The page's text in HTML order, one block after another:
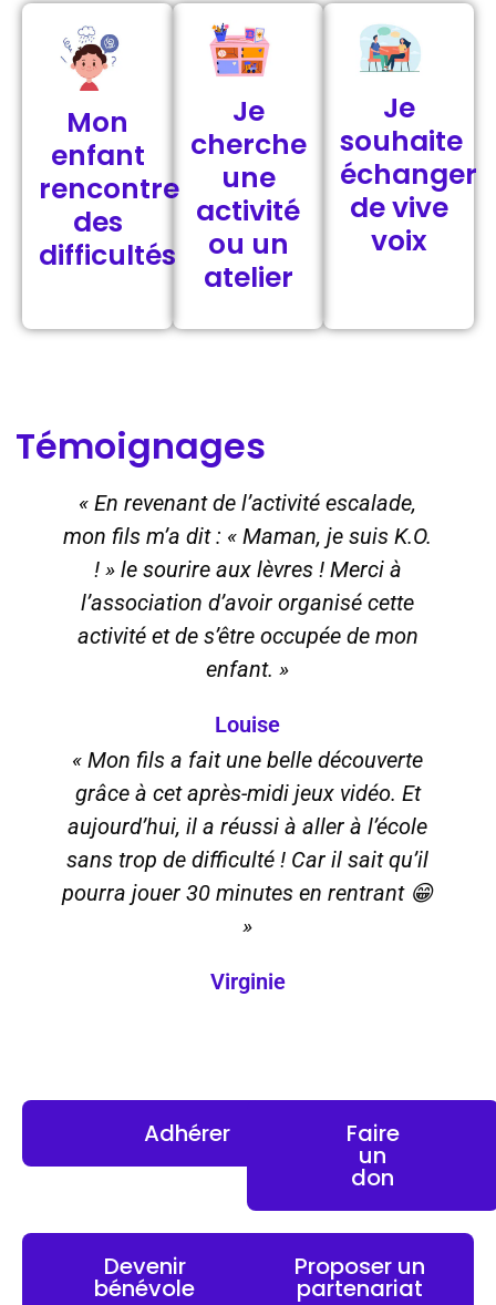
Mon
enfant
rencontre
des
difficultés
Je
cherche
une
activité
ou un
atelier
Je
souhaite
échanger
de vive
voix
Témoignages
« En revenant de l’activité escalade,
mon fils m’a dit : « Maman, je suis K.O.
! » le sourire aux lèvres ! Merci à
l’association d’avoir organisé cette
activité et de s’être occupée de mon
enfant. »
Louise
« Mon fils a fait une belle découverte
grâce à cet après-midi jeux vidéo. Et
aujourd’hui, il a réussi à aller à l’école
sans trop de difficulté ! Car il sait qu’il
pourra jouer 30 minutes en rentrant 😁
»
Virginie
Adhérer Faire
un
don
Devenir
bénévole
Proposer un
partenariat